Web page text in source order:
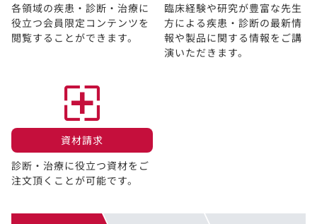
各領域の疾患・診断・治療に
役立つ会員限定コンテンツを
閲覧することができます。​
臨床経験や研究が豊富な先生
方による疾患・診断の最新情
報や製品に関する情報をご講
演いただきます。
資材請求​
診断・治療に役立つ資材をご
注文頂くことが可能です。